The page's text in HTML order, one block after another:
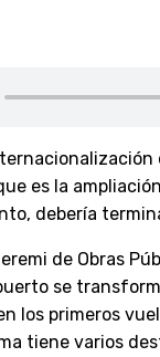
es la
debería
de Obras
se
los primeros
tiene varios